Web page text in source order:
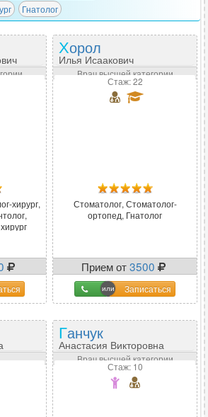
Гнатолог
хирург,
Хорол
Илья Исаакович
Врач высшей категории
Стаж: 22
Стоматолог, Стоматолог-
ортопед, Гнатолог
Прием от3500
Записаться
Ганчук
Анастасия Викторовна
Врач высшей категории
Стаж: 10